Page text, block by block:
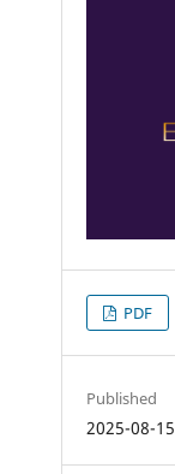
PDF
Published
2025-08-15